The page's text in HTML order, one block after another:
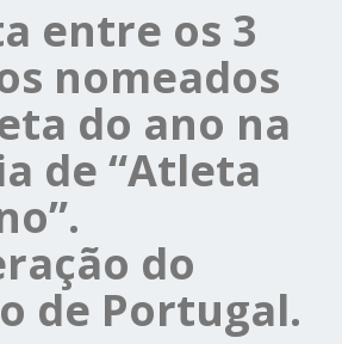
entre os 3
nomeados
do ano na
de “Atleta
do
de Portugal.